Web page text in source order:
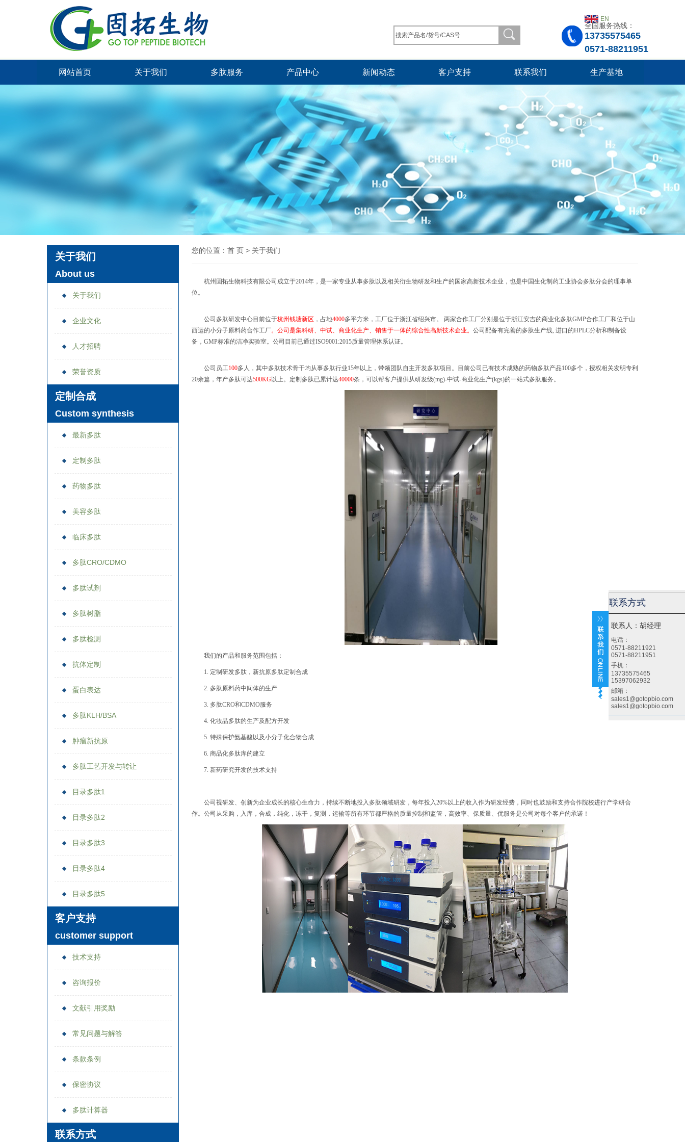
EN
全国服务热线：
13735575465
0571-88211951
网站首页 关于我们 多肽服务 产品中心 新闻动态 客户支持 联系我们 生产基地
您的位置： 首 页 > 关于我们
杭州固拓生物科技有限公司 成立于2014年， 是一家专业从事多肽以及相关衍生物研发和生产的国家高新技术企业 ， 也是中国生化制药工业协会多肽分会的理事单
位。
公司 多肽研发中心目前位于杭州钱塘新区 ，占地4000多平方米 ， 工厂位于浙江省绍兴市。 两家合作工厂分别是位于浙江安吉的商业化多肽GMP合作工厂和位于山
西运的小分子原料药合作工厂。公司 是集科研、中试、商业化生产、销售于一体的综合性高新技术企业。 公司配备有完善的多肽生产线, 进口的HPLC分析和制备设
备，GMP标准的洁净实验室。 公司目前已通过ISO9001:2015质量管理体系认证。
公司员工100多人，其中多肽技术骨干均从事多肽行业15年以上，带领团队自主开发多肽项目。 目前公司 已有技术成熟的药物多肽产品100多个 ， 授权相关发明专利
20余篇 ， 年产多肽可达500KG以上。 定制多肽已累计达40000条，可以帮客户提供从研发级(mg)-中试-商业化生产(kgs)的一站式多肽服务。
我们的产品和服务范围包括：
1. 定制研发多肽，新抗原多肽定制合成
2. 多肽原料药中间体的生产
3. 多肽CRO和CDMO服务
4. 化妆品多肽的生产及配方开发
5. 特殊保护氨基酸以及小分子化合物合成
6. 商品化多肽库的建立
7. 新药研究开发的技术支持
公司视研发、创新为企业成长的核心生命力，持续不断地投入多肽领域研发，每年投入20%以上的收入作为研发经费，同时也鼓励和支持合作院校进行产学研合
作。公司从采购，入库，合成，纯化，冻干，复测，运输等所有环节都严格的质量控制和监管，高效率、保质量、优服务是公司对每个客户的承诺！
关于我们
About us
关于我们
企业文化
人才招聘
荣誉资质
定制合成
Custom synthesis
最新多肽
定制多肽
药物多肽
美容多肽
临床多肽
多肽CRO/CDMO
多肽试剂
多肽树脂
多肽检测
抗体定制
蛋白表达
多肽KLH/BSA
肿瘤新抗原
多肽工艺开发与转让
目录多肽1
目录多肽2
目录多肽3
目录多肽4
目录多肽5
客户支持
customer support
技术支持
咨询报价
文献引用奖励
常见问题与解答
条款条例
保密协议
多肽计算器
联系方式
联系方式
联系人：胡经理
电话：
0571-88211921
0571-88211951
手机：
13735575465
15397062932
邮箱：
sales1@gotopbio.com
sales1@gotopbio.com